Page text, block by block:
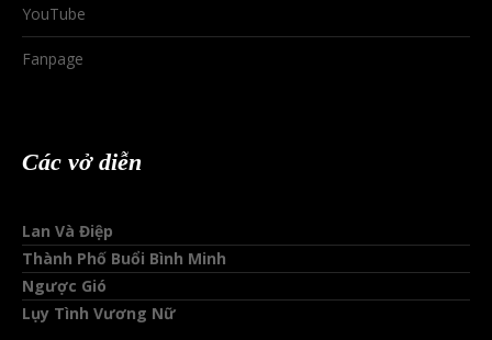
YouTube
Fanpage
Các vở diễn
Lan Và Điệp
Thành Phố Buổi Bình Minh
Ngược Gió
Lụy Tình Vương Nữ